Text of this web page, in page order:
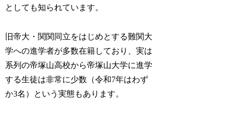
としても知られています。
旧帝大・関関同立をはじめとする難関大
学への進学者が多数在籍しており、実は
系列の帝塚山高校から帝塚山大学に進学
する生徒は非常に少数（令和7年はわず
か3名）という実態もあります。